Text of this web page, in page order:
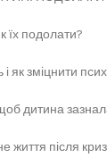
їх подолати?
зміцнити
дитина
життя після